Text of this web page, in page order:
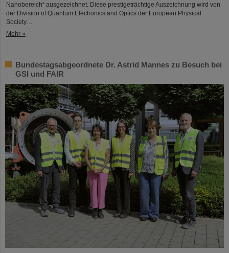
Nanobereich“ ausgezeichnet. Diese prestigeträchtige Auszeichnung wird von
der Division of Quantum Electronics and Optics der European Physical
Society…
Mehr »
Bundestagsabgeordnete Dr. Astrid Mannes zu Besuch bei
GSI und FAIR